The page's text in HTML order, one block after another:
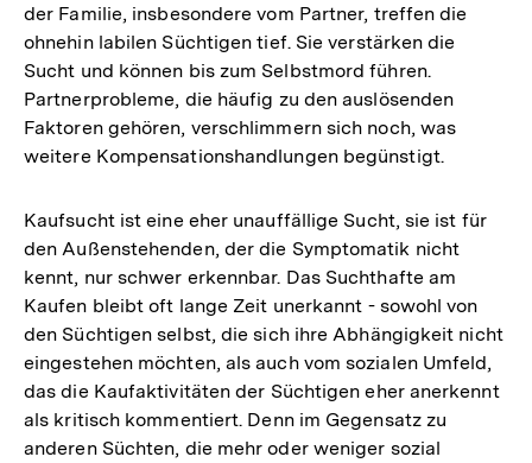
Fußnote
der Familie, insbesondere vom Partner, treffen die
ohnehin labilen Süchtigen tief. Sie verstärken die
Sucht und können bis zum Selbstmord führen.
Partnerprobleme, die häufig zu den auslösenden
Faktoren gehören, verschlimmern sich noch, was
weitere Kompensationshandlungen begünstigt.
Kaufsucht ist eine eher unauffällige Sucht, sie ist für
den Außenstehenden, der die Symptomatik nicht
kennt, nur schwer erkennbar. Das Suchthafte am
Kaufen bleibt oft lange Zeit unerkannt - sowohl von
den Süchtigen selbst, die sich ihre Abhängigkeit nicht
eingestehen möchten, als auch vom sozialen Umfeld,
das die Kaufaktivitäten der Süchtigen eher anerkennt
als kritisch kommentiert. Denn im Gegensatz zu
anderen Süchten, die mehr oder weniger sozial